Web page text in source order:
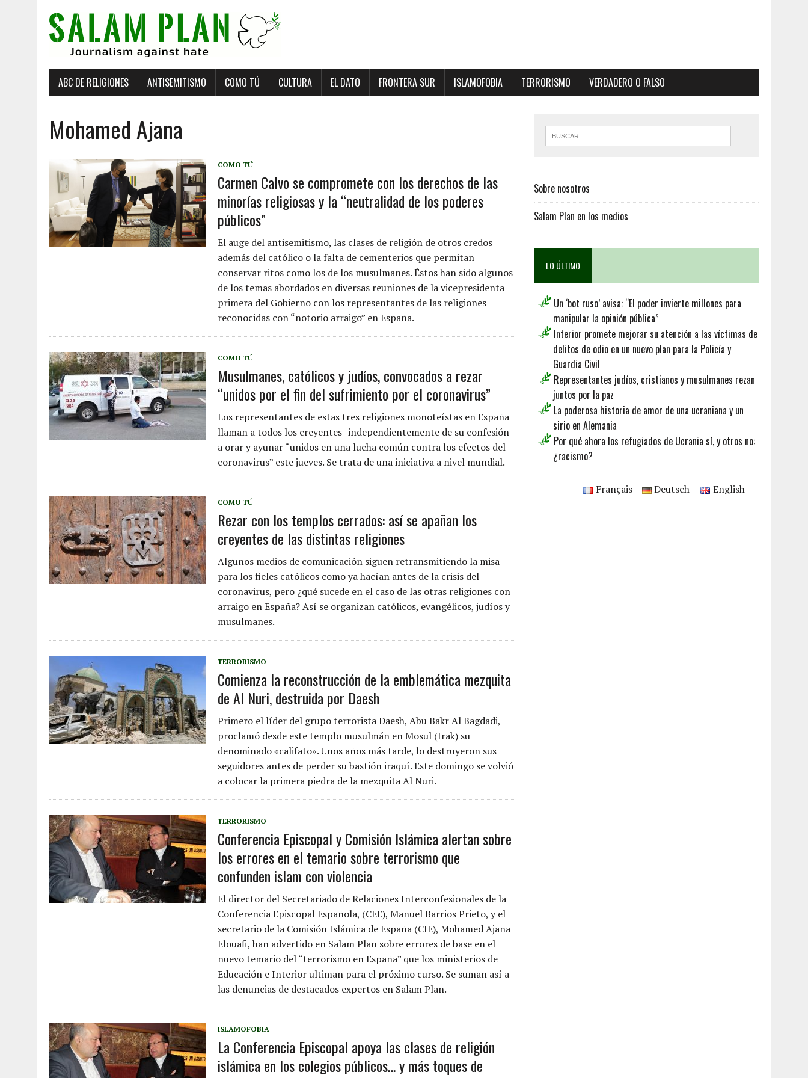
ABC DE RELIGIONES ANTISEMITISMO COMO TÚ CULTURA EL DATO FRONTERA SUR ISLAMOFOBIA TERRORISMO VERDADERO O FALSO
Mohamed Ajana
COMO TÚ
Carmen Calvo se compromete con los derechos de las
minorías religiosas y la “neutralidad de los poderes
públicos”
El auge del antisemitismo, las clases de religión de otros credos
además del católico o la falta de cementerios que permitan
conservar ritos como los de los musulmanes. Éstos han sido algunos
de los temas abordados en diversas reuniones de la vicepresidenta
primera del Gobierno con los representantes de las religiones
reconocidas con “notorio arraigo” en España.
COMO TÚ
Musulmanes, católicos y judíos, convocados a rezar
“unidos por el fin del sufrimiento por el coronavirus”
Los representantes de estas tres religiones monoteístas en España
llaman a todos los creyentes -independientemente de su confesión-
a orar y ayunar “unidos en una lucha común contra los efectos del
coronavirus” este jueves. Se trata de una iniciativa a nivel mundial.
COMO TÚ
Rezar con los templos cerrados: así se apañan los
creyentes de las distintas religiones
Algunos medios de comunicación siguen retransmitiendo la misa
para los fieles católicos como ya hacían antes de la crisis del
coronavirus, pero ¿qué sucede en el caso de las otras religiones con
arraigo en España? Así se organizan católicos, evangélicos, judíos y
musulmanes.
TERRORISMO
Comienza la reconstrucción de la emblemática mezquita
de Al Nuri, destruida por Daesh
Primero el líder del grupo terrorista Daesh, Abu Bakr Al Bagdadi,
proclamó desde este templo musulmán en Mosul (Irak) su
denominado «califato». Unos años más tarde, lo destruyeron sus
seguidores antes de perder su bastión iraquí. Este domingo se volvió
a colocar la primera piedra de la mezquita Al Nuri.
TERRORISMO
Conferencia Episcopal y Comisión Islámica alertan sobre
los errores en el temario sobre terrorismo que
confunden islam con violencia
El director del Secretariado de Relaciones Interconfesionales de la
Conferencia Episcopal Española, (CEE), Manuel Barrios Prieto, y el
secretario de la Comisión Islámica de España (CIE), Mohamed Ajana
Elouafi, han advertido en Salam Plan sobre errores de base en el
nuevo temario del “terrorismo en España” que los ministerios de
Educación e Interior ultiman para el próximo curso. Se suman así a
las denuncias de destacados expertos en Salam Plan.
ISLAMOFOBIA
La Conferencia Episcopal apoya las clases de religión
islámica en los colegios públicos… y más toques de
Sobre nosotros
Salam Plan en los medios
LO ÚLTIMO
Un ‘bot ruso’ avisa: “El poder invierte millones para
manipular la opinión pública”
Interior promete mejorar su atención a las víctimas de
delitos de odio en un nuevo plan para la Policía y
Guardia Civil
Representantes judíos, cristianos y musulmanes rezan
juntos por la paz
La poderosa historia de amor de una ucraniana y un
sirio en Alemania
Por qué ahora los refugiados de Ucrania sí, y otros no:
¿racismo?
English
Deutsch
Français